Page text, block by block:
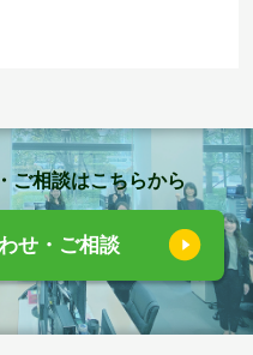
ご相談はこちらから
せ・ご相談